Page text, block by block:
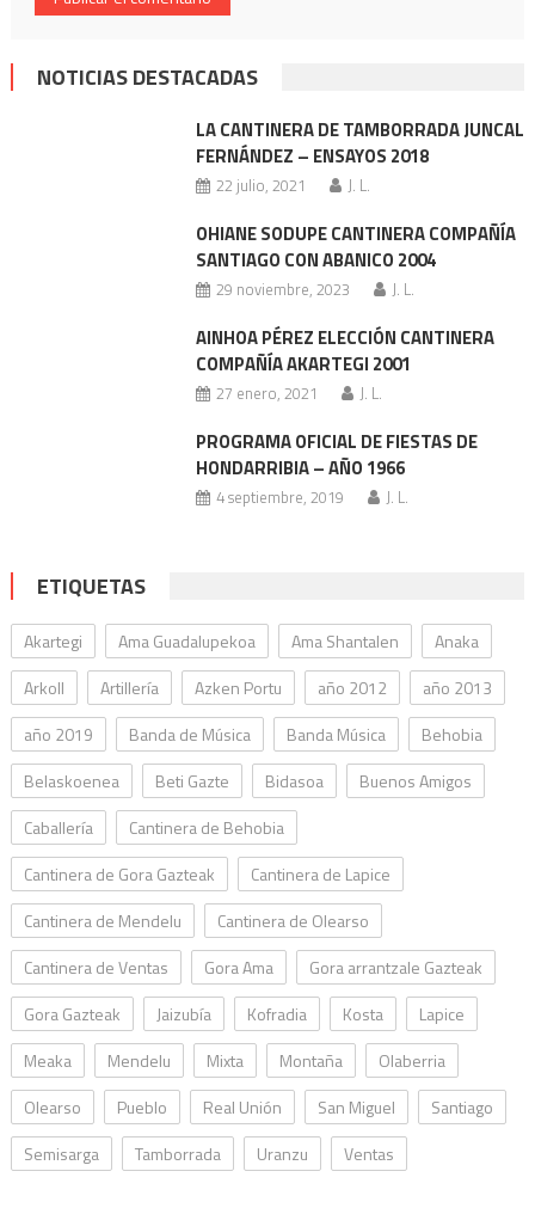
NOTICIAS DESTACADAS
LA CANTINERA DE TAMBORRADA JUNCAL
FERNÁNDEZ – ENSAYOS 2018
22 julio, 2021 J. L.
OHIANE SODUPE CANTINERA COMPAÑÍA
SANTIAGO CON ABANICO 2004
29 noviembre, 2023 J. L.
AINHOA PÉREZ ELECCIÓN CANTINERA
COMPAÑÍA AKARTEGI 2001
27 enero, 2021 J. L.
PROGRAMA OFICIAL DE FIESTAS DE
HONDARRIBIA – AÑO 1966
4 septiembre, 2019 J. L.
ETIQUETAS
Akartegi Ama Guadalupekoa Ama Shantalen
Anaka
Arkoll
Artillería Azken Portu año 2012
año 2013
año 2019
Banda de Música Banda Música
Behobia
Belaskoenea
Beti Gazte Bidasoa
Buenos Amigos
Caballería
Cantinera de Behobia
Cantinera de Gora Gazteak
Cantinera de Lapice
Cantinera de Mendelu
Cantinera de Olearso
Cantinera de Ventas
Gora Ama
Gora arrantzale Gazteak
Gora Gazteak
Jaizubía Kofradia Kosta
Lapice
Meaka
Mendelu Mixta Montaña
Olaberria
Olearso
Pueblo Real Unión San Miguel
Santiago
Semisarga
Tamborrada Uranzu Ventas